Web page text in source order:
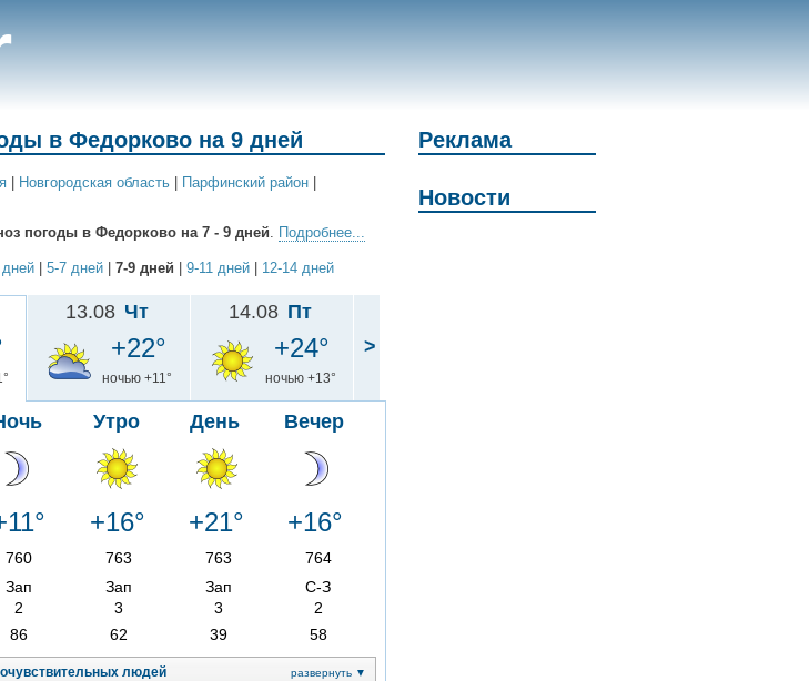
в Федорково на 9 дней
| Новгородская область | Парфинский район |
погоды в Федорково на 7 - 9 дней Подробнее...
| 5-7 дней | 7-9 дней | 9-11 дней | 12-14 дней
Утро День Вечер
+16° +21° +16°
760 763 763 764
Зап Зап Зап С-З
2 3 3 2
86 62 39 58
людей развернуть ▼
13.08 Чт
+22°
ночью +11°
14.08 Пт
+24°
ночью +13°
>
Реклама
Новости